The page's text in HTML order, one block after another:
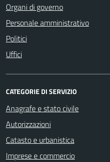
Organi di governo
Personale amministrativo
Politici
Uffici
CATEGORIE DI SERVIZIO
Anagrafe e stato civile
Autorizzazioni
Catasto e urbanistica
Imprese e commercio